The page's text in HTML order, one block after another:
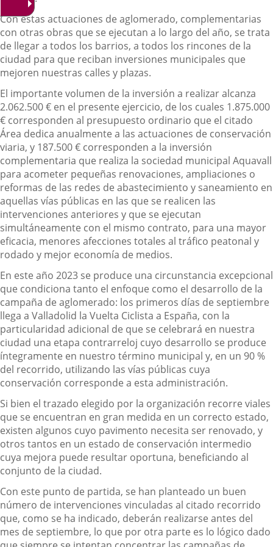
Con estas actuaciones de aglomerado, complementarias
con otras obras que se ejecutan a lo largo del año, se trata
de llegar a todos los barrios, a todos los rincones de la
ciudad para que reciban inversiones municipales que
mejoren nuestras calles y plazas.
El importante volumen de la inversión a realizar alcanza
2.062.500 € en el presente ejercicio, de los cuales 1.875.000
€ corresponden al presupuesto ordinario que el citado
Área dedica anualmente a las actuaciones de conservación
viaria, y 187.500 € corresponden a la inversión
complementaria que realiza la sociedad municipal Aquavall
para acometer pequeñas renovaciones, ampliaciones o
reformas de las redes de abastecimiento y saneamiento en
aquellas vías públicas en las que se realicen las
intervenciones anteriores y que se ejecutan
simultáneamente con el mismo contrato, para una mayor
eficacia, menores afecciones totales al tráfico peatonal y
rodado y mejor economía de medios.
En este año 2023 se produce una circunstancia excepcional
que condiciona tanto el enfoque como el desarrollo de la
campaña de aglomerado: los primeros días de septiembre
llega a Valladolid la Vuelta Ciclista a España, con la
particularidad adicional de que se celebrará en nuestra
ciudad una etapa contrarreloj cuyo desarrollo se produce
íntegramente en nuestro término municipal y, en un 90 %
del recorrido, utilizando las vías públicas cuya
conservación corresponde a esta administración.
Si bien el trazado elegido por la organización recorre viales
que se encuentran en gran medida en un correcto estado,
existen algunos cuyo pavimento necesita ser renovado, y
otros tantos en un estado de conservación intermedio
cuya mejora puede resultar oportuna, beneficiando al
conjunto de la ciudad.
Con este punto de partida, se han planteado un buen
número de intervenciones vinculadas al citado recorrido
que, como se ha indicado, deberán realizarse antes del
mes de septiembre, lo que por otra parte es lo lógico dado